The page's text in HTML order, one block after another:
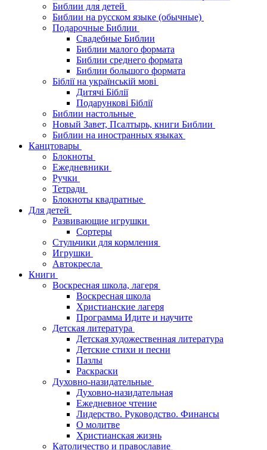
Библии для детей
Библии на русском языке (обычные)
Подарочные Библии
Свадебные Библии
Библии малого формата
Библии среднего формата
Библии большого формата
Біблії на українській мові
Дитячі Біблії
Подарункові Біблії
Библии настольные
Новый Завет, Псалтырь, книги Библии
Библии на иностранных языках
Канцтовары
Блокноты
Ежедневники
Ручки
Тетради
Блокноты квадратные
Для детей
Развивающие игрушки
Сортеры
Стульчики для кормления
Игрушки
Автокресла
Книги
Воскресная школа, лагеря
Воскресная школа
Христианские лагеря
Программа Идите и научите
Детская литература
Детская художественная литература
Детские стихи и песни
Пазлы
Раскраски
Духовно-назидательные
Духовно-назидательная
Ежедневное чтение
Лидерство. Руководство. Финансы
О молитве
Христианская жизнь
Католичество и православие